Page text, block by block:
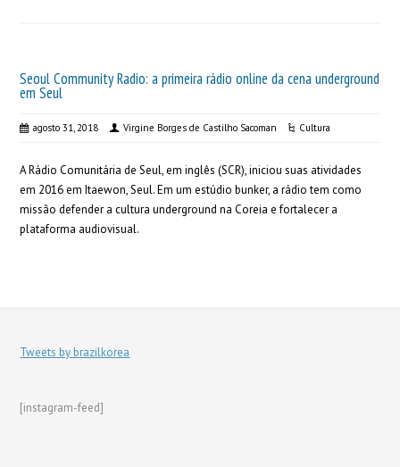
Seoul Community Radio: a primeira rádio online da cena underground
em Seul
agosto 31, 2018 Virgine Borges de Castilho Sacoman Cultura
A Rádio Comunitária de Seul, em inglês (SCR), iniciou suas atividades
em 2016 em Itaewon, Seul. Em um estúdio bunker, a rádio tem como
missão defender a cultura underground na Coreia e fortalecer a
plataforma audiovisual.
Tweets by brazilkorea
[instagram-feed]